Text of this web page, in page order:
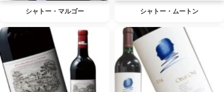
シャトー・マルゴー シャトー・ムートン